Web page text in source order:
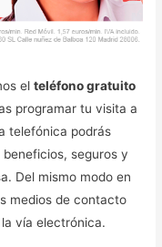
elteléfono gratuito
programar tu visita a
telefónica podrás
seguros y
Del mismo modo en
medios de contacto
vía electrónica.